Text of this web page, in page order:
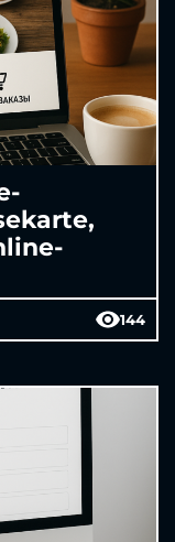
144